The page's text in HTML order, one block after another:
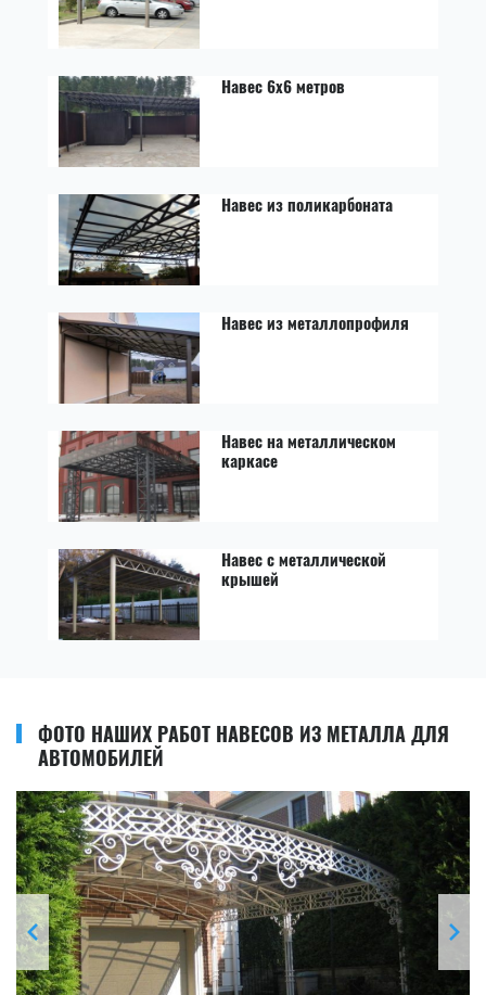
Навес 6x6 метров
Навес из поликарбоната
Навес из металлопрофиля
Навес на металлическом
каркасе
Навес с металлической
крышей
ФОТО НАШИХ РАБОТ НАВЕСОВ ИЗ МЕТАЛЛА ДЛЯ
АВТОМОБИЛЕЙ